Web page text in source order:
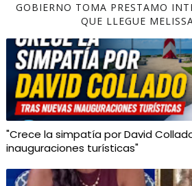
GOBIERNO TOMA PRESTAMO
QUE LLEGUE
"Crece la simpatía por David
inauguraciones turísticas"